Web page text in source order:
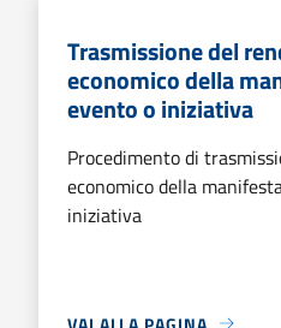
Trasmissione del
economico della
evento o iniziativa
Procedimento di
economico della
iniziativa